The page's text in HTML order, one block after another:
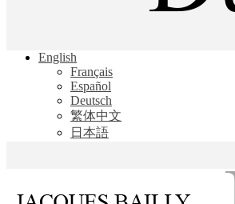
Jean Dufy
Jacques Bailly - Catalogue raisonné de
English
Français
Español
Deutsch
繁体中文
日本語